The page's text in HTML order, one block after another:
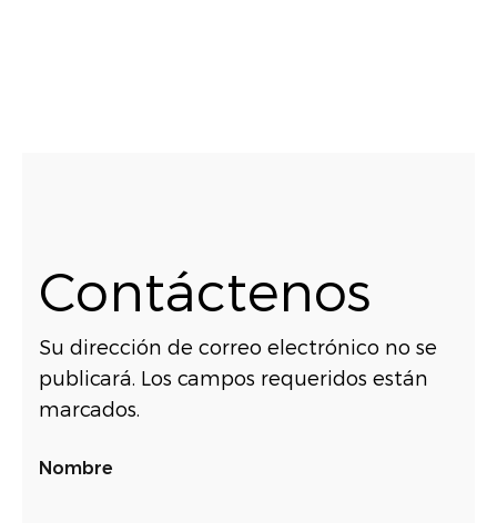
Contáctenos
Su dirección de correo electrónico no se
publicará. Los campos requeridos están
marcados.
Nombre